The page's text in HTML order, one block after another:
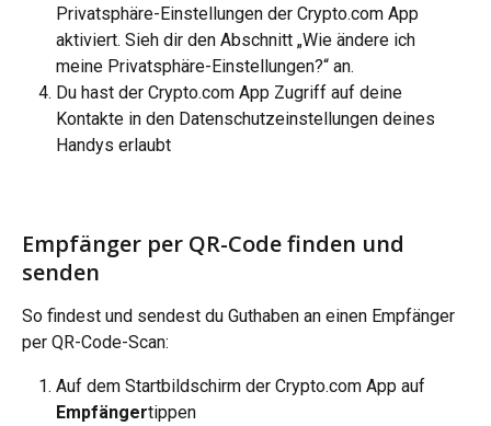
Privatsphäre-Einstellungen der Crypto.com App
aktiviert. Sieh dir den Abschnitt „Wie ändere ich
meine Privatsphäre-Einstellungen?“ an.
Du hast der Crypto.com App Zugriff auf deine
Kontakte in den Datenschutzeinstellungen deines
Handys erlaubt
Empfänger per QR-Code finden und
senden
So findest und sendest du Guthaben an einen Empfänger
per QR-Code-Scan:
Auf dem Startbildschirm der Crypto.com App auf
Empfängertippen